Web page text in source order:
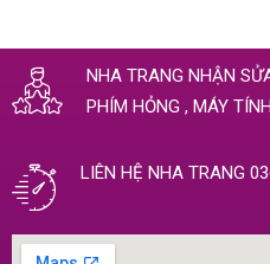
NHA TRANG NHẬN
PHÍM HỎNG , MÁY
LIÊN HỆ NHA TRANG